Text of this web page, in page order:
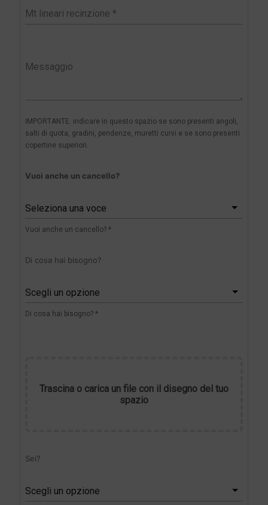
IMPORTANTE: indicare in questo spazio se sono presenti angoli,
salti di quota, gradini, pendenze, muretti curvi e se sono presenti
copertine superiori.
Vuoi anche un cancello?
Seleziona una voce
Vuoi anche un cancello? *
Di cosa hai bisogno?
Scegli un opzione
Di cosa hai bisogno? *
Trascina o carica un file con il disegno del tuo
spazio
Sei?
Scegli un opzione